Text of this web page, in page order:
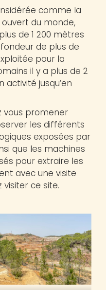
comme la
du monde,
de 1 200 mètres
de plus de
pour la
il y a plus de 2
jusqu’en
vous promener
les différents
exposées par
que les machines
pour extraire les
avec une visite
visiter ce site.